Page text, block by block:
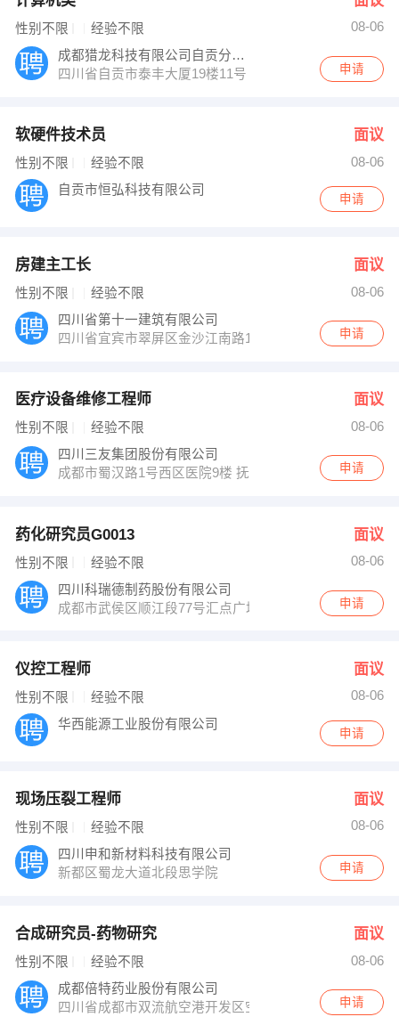
性别不限 经验不限
08-06
成都猎龙科技有限公司自贡分公司
四川省自贡市泰丰大厦19楼11号
申请
软硬件技术员 面议
性别不限 经验不限
08-06
自贡市恒弘科技有限公司
申请
房建主工长 面议
性别不限 经验不限
08-06
四川省第十一建筑有限公司
四川省宜宾市翠屏区金沙江南路158号华西大厦
申请
医疗设备维修工程师 面议
性别不限 经验不限
08-06
四川三友集团股份有限公司
成都市蜀汉路1号西区医院9楼 抚琴西路128号
申请
药化研究员G0013 面议
性别不限 经验不限
08-06
四川科瑞德制药股份有限公司
成都市武侯区顺江段77号汇点广场3座15层
申请
仪控工程师 面议
性别不限 经验不限
08-06
华西能源工业股份有限公司
申请
现场压裂工程师 面议
性别不限 经验不限
08-06
四川申和新材料科技有限公司
新都区蜀龙大道北段思学院
申请
合成研究员-药物研究 面议
性别不限 经验不限
08-06
成都倍特药业股份有限公司
四川省成都市双流航空港开发区空港四路1166号申请